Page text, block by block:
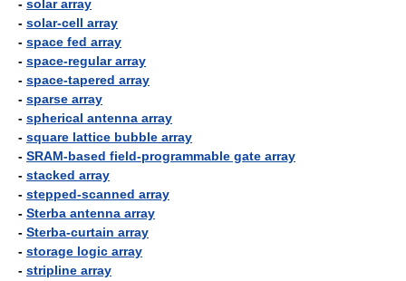
- solar array
- solar-cell array
- space fed array
- space-regular array
- space-tapered array
- sparse array
- spherical antenna array
- square lattice bubble array
- SRAM-based field-programmable gate array
- stacked array
- stepped-scanned array
- Sterba antenna array
- Sterba-curtain array
- storage logic array
- stripline array